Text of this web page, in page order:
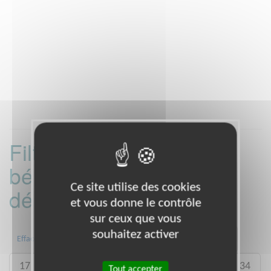
Filtrer les missions
bénévoles par
département :
Effacer 08 09 10
17 27 28 34
Ce site utilise des cookies
et vous donne le contrôle
sur ceux que vous
souhaitez activer